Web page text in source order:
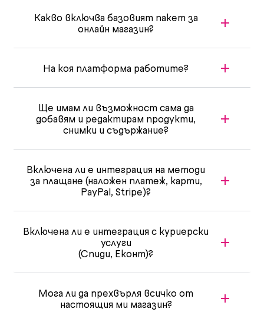
Какво включва базовият пакет за
онлайн магазин?
На коя платформа работите?
Ще имам ли възможност сама да
добавям и редактирам продукти,
снимки и съдържание?
Включена ли е интеграция на методи
за плащане (наложен платеж, карти,
PayPal, Stripe)?
Включена ли е интеграция с куриерски
услуги
(Спиди, Еконт)?
Мога ли да прехвърля всичко от
настоящия ми магазин?